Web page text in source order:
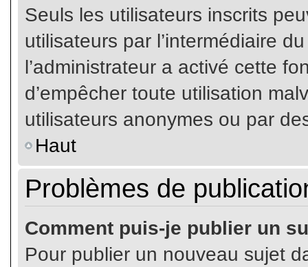
Seuls les utilisateurs inscrits
utilisateurs par l’intermédiaire
l’administrateur a activé cette
d’empêcher toute utilisation
utilisateurs anonymes ou par
Haut
Problèmes de
Comment puis-je publier un
Pour publier un nouveau sujet